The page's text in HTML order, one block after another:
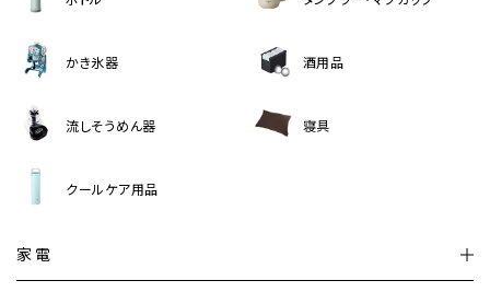
かき氷器 酒用品
流しそうめん器 寝具
クールケア用品
家電